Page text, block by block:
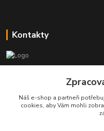
Kontakty
popisekhk@gmail.com
Náš e-shop a partneři
cookies, aby Vám mohli